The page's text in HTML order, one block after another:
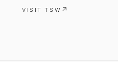
VISIT TSW